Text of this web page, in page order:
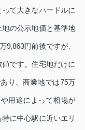
て大きなハードルに
の公示地価と基準地
9,863円前後ですが、
です。住宅地だけに
り、商業地では75万
用途によって相場が
に中心駅に近いエリ